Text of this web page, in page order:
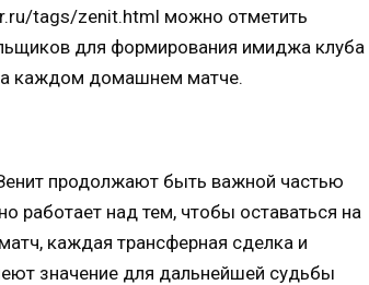
tags/zenit.html можно отметить
для формирования имиджа клуба
каждом домашнем матче.
продолжают быть важной частью
работает над тем, чтобы оставаться на
каждая трансферная сделка и
значение для дальнейшей судьбы